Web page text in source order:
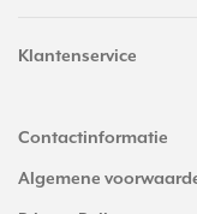
Klantenservice
Contactinformatie
Algemene